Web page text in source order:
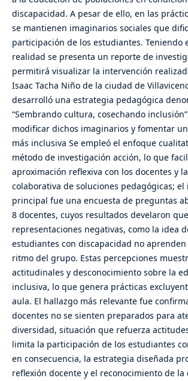
discapacidad. A pesar de ello, en las
se mantienen imaginarios sociales que
participación de los estudiantes. Teniendo
realidad se presenta un reporte de
permitirá visualizar la intervención
Isaac Tacha Niño de la ciudad de
desarrolló una estrategia pedagógica
“Sembrando cultura, cosechando
modificar dichos imaginarios y fomentar
más inclusiva Se empleó el enfoque
método de investigación acción, lo que
aproximación reflexiva con los docentes y
colaborativa de soluciones pedagógicas;
principal fue una encuesta de preguntas
8 docentes, cuyos resultados develaron
representaciones negativas, como la idea
estudiantes con discapacidad no
ritmo del grupo. Estas percepciones
actitudinales y desconocimiento sobre la
inclusiva, lo que genera prácticas
aula. El hallazgo más relevante fue
docentes no se sienten preparados para
diversidad, situación que refuerza
limita la participación de los estudiantes
en consecuencia, la estrategia diseñada
reflexión docente y el reconocimiento de